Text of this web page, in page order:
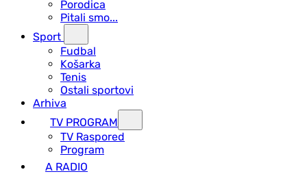
Porodica
Pitali smo...
Sport
Fudbal
Košarka
Tenis
Ostali sportovi
Arhiva
TV PROGRAM
ТV Raspored
Program
A RADIO